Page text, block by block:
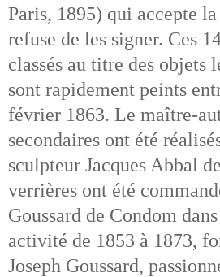
Paris, 1895) qui accepte
refuse de les signer. Ces
classés au titre des objets
sont rapidement peints
février 1863. Le maître-
secondaires ont été
sculpteur Jacques Abbal
verrières ont été
Goussard de Condom
activité de 1853 à 1873,
Joseph Goussard,